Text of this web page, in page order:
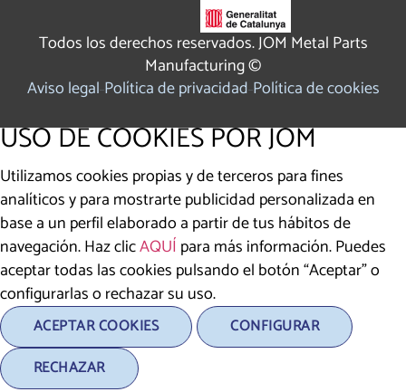
Todos los derechos reservados. JOM Metal Parts
Manufacturing ©
Aviso legalPolítica de privacidadPolítica de cookies
USO DE COOKIES POR JOM
Utilizamos cookies propias y de terceros para fines
analíticos y para mostrarte publicidad personalizada en
base a un perfil elaborado a partir de tus hábitos de
navegación. Haz clicAQUÍ para más información. Puedes
aceptar todas las cookies pulsando el botón “Aceptar” o
configurarlas o rechazar su uso.
ACEPTAR COOKIES
CONFIGURAR
RECHAZAR